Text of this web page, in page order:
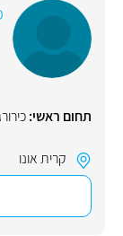
תחום ראשי:
קרית אונו